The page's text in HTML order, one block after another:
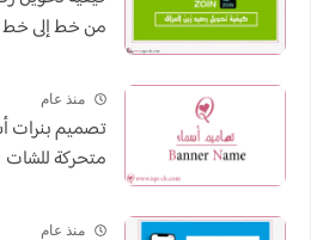
من خط إلى خط
منذ عام
تصميم بنرات
متحركة للشات
منذ عام